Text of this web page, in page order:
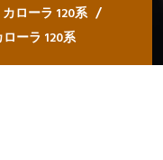
カローラ 120系
ーラ 120系